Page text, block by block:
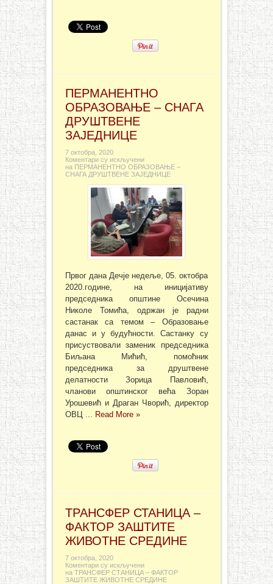
ПЕРМАНЕНТНО
ОБРАЗОВАЊЕ – СНАГА
ДРУШТВЕНЕ
ЗАЈЕДНИЦЕ
7 октобра, 2020
Коментари су искључени
на ПЕРМАНЕНТНО ОБРАЗОВАЊЕ –
СНАГА ДРУШТВЕНЕ ЗАЈЕДНИЦЕ
Првог дана Дечје недеље, 05. октобра
2020.године, на иницијативу
председника општине Осечина
Николе Томића, одржан је радни
састанак са темом – Образовање
данас и у будућности. Састанку су
присуствовали заменик председника
Биљана Мићић, помоћник
председника за друштвене
делатности Зорица Павловић,
чланови општинског већа Зоран
Урошевић и Драган Чворић, директор
ОВЦ ... Read More »
ТРАНСФЕР СТАНИЦА –
ФАКТОР ЗАШТИТЕ
ЖИВОТНЕ СРЕДИНЕ
7 октобра, 2020
Коментари су искључени
на ТРАНСФЕР СТАНИЦА – ФАКТОР
ЗАШТИТЕ ЖИВОТНЕ СРЕДИНЕ